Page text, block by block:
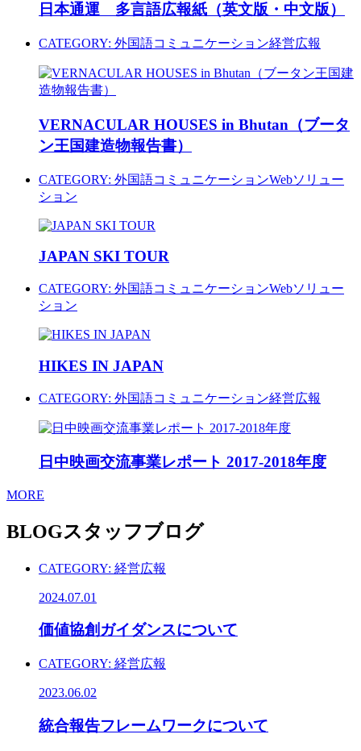
日本通運 多言語広報紙（英文版・中文版）
CATEGORY: 外国語コミュニケーション経営広報
VERNACULAR HOUSES in Bhutan（ブータ
ン王国建造物報告書）
CATEGORY: 外国語コミュニケーションWebソリュー
ション
JAPAN SKI TOUR
CATEGORY: 外国語コミュニケーションWebソリュー
ション
HIKES IN JAPAN
CATEGORY: 外国語コミュニケーション経営広報
日中映画交流事業レポート 2017-2018年度
MORE
BLOGスタッフブログ
CATEGORY: 経営広報
2024.07.01
価値協創ガイダンスについて
CATEGORY: 経営広報
2023.06.02
統合報告フレームワークについて